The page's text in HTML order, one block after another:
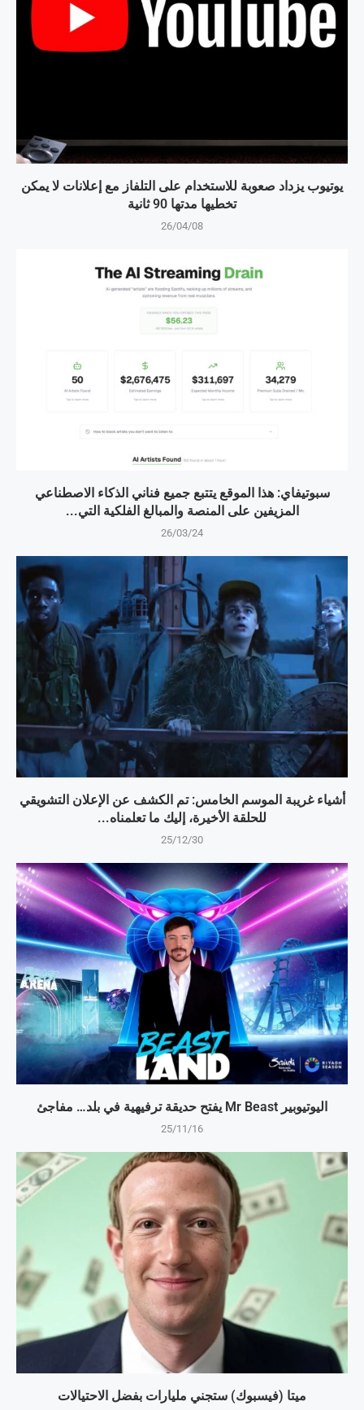
يوتيوب يزداد صعوبة للاستخدام على التلفاز مع إعلانات لا يمكن
تخطيها مدتها 90 ثانية
26/04/08
سبوتيفاي: هذا الموقع يتتبع جميع فناني الذكاء الاصطناعي
المزيفين على المنصة والمبالغ الفلكية التي...
26/03/24
أشياء غريبة الموسم الخامس: تم الكشف عن الإعلان التشويقي
للحلقة الأخيرة، إليك ما تعلمناه...
25/12/30
اليوتيوبير Mr Beast يفتح حديقة ترفيهية في بلد… مفاجئ
25/11/16
ميتا (فيسبوك) ستجني مليارات بفضل الاحتيالات